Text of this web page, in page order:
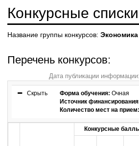
Конкурсные списки
Название группы конкурсов: Экономика
Перечень конкурсов:
Дата публикации
Скрыть Форма обучения: Очная
Источник
Количество мест на прием:
Конкурсные